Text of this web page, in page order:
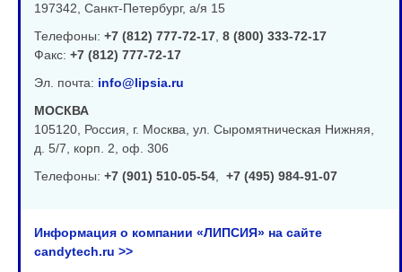
197342, Санкт-Петербург, а/я 15
Телефоны: +7 (812) 777-72-17 8 (800) 333-72-17
Факс: +7 (812) 777-72-17
Эл. почта: info@lipsia.ru
МОСКВА
105120, Россия, г. Москва, ул. Сыромятническая Нижняя,
д. 5/7, корп. 2, оф. 306
Телефоны: +7 (901) 510-05-54 +7 (495) 984-91-07
Информация о компании «ЛИПСИЯ» на сайте
candytech.ru >>